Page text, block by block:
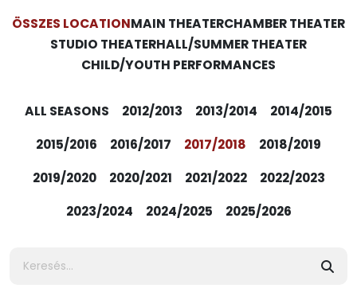
ÖSSZES LOCATIONMAIN THEATERCHAMBER THEATER
STUDIO THEATERHALL/SUMMER THEATER
CHILD/YOUTH PERFORMANCES
ALL SEASONS 2012/2013 2013/2014
2014/2015
2015/2016
2016/2017 2017/2018
2018/2019
2019/2020
2020/2021 2021/2022
2022/2023
2023/2024
2024/2025 2025/2026